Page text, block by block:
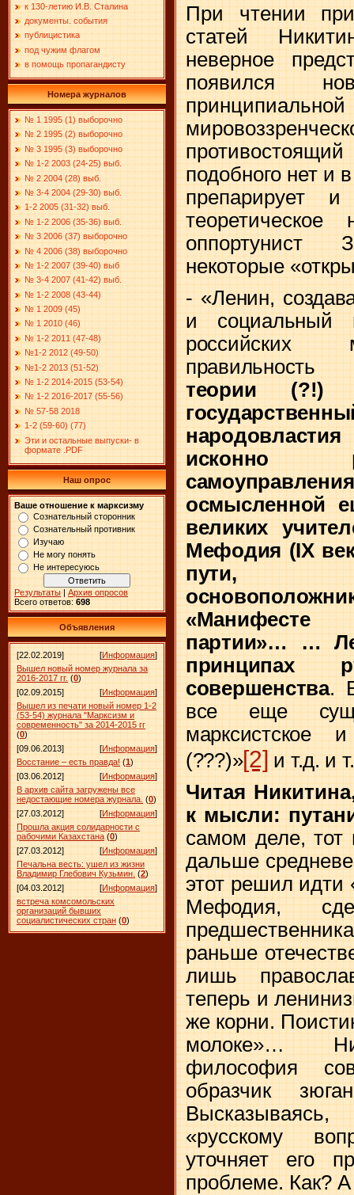
к 130-летию И.В. Сталина
документы. события
публицистика
под чужим флагом
в помощь пропагандисту
Номера журналов
№ 1 1995 (1) выборочно
№ 2 1995 (2) выборочно
№ 3 1995 (3) выборочно
№ 1-2 2003 (24-25) выб.
№ 2 2004 (28) выб.
№ 3-4 2004 (29-30) выб.
1-2 2005 (31-32) выб.
№ 1-2 2006 (35-36) выб.
№ 3 2006 (37) выборочно
№ 4 2006 (38) выборочно
№ 1-2 2007 (39-40) выб
№ 3-4 2007 (41-42) выб.
№ 1-2 2008 (43-44)
№ 1 2009 (45)
№ 1 2010 (46)
№ 1-2 2011 (47-48)
№1-2 2012 (49-50)
№1-2 2013 (51-52)
№ 1-2 2014-2015 (53-54)
№ 1-2 2016-2017 (55-56)
№ 57-58 2018
1-2 (59-60) (77)
Эти и остальные выпуски- в
формате .PDF
Наш опрос
Ваше отношение к марксизму
Сознательный сторонник
Сознательный противник
Изучаю
Не могу понять
Не интересуюсь
Результаты | Архив опросов
Всего ответов: 698
Объявления
[22.02.2019] [Информация]
Вышел новый номер журнала за
2016-2017 гг. (0)
[02.09.2015]
[Информация]
Вышел из печати новый номер 1-2
(53-54) журнала "Марксизм и
современность" за 2014-2015 гг
(0)
[09.06.2013]
[Информация]
Восстание – есть правда! (1)
[03.06.2012]
[Информация]
В архив сайта загружены все
недостающие номера журнала. (0)
[27.03.2012]
[Информация]
Прошла акция солидарности с
рабочими Казахстана (0)
[27.03.2012]
[Информация]
Печальна весть: ушел из жизни
Владимир Глебович Кузьмин. (2)
[04.03.2012]
[Информация]
встреча комсомольских
организаций бывших
социалистических стран (0)
При чтении
статей
неверное
появился
подобного нет и
препарирует и
некоторые
- «Ленин,
и социальный
российских
теории
исконно
осмысленной
великих
Мефодия (IX
пути,
«Манифесте
партии»…
…
принципах
совершенства.
все еще
марксистское и
(???)»[2] и т.д. и
Читая
к мысли:
самом деле,
дальше
этот решил идти
Мефодия,
раньше
лишь
теперь и
же корни.
молоке»…
философия
образчик
«русскому
уточняет его
проблеме. Как? А